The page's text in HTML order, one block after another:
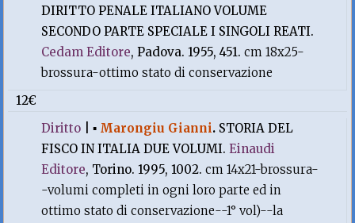
DIRITTO PENALE ITALIANO VOLUME
SECONDO PARTE SPECIALE I SINGOLI REATI.
Cedam Editore, Padova. 1955, 451.cm 18x25-
brossura-ottimo stato di conservazione
12€
Diritto |▪ Marongiu Gianni. STORIA DEL
FISCO IN ITALIA DUE VOLUMI.Einaudi
Editore, Torino. 1995, 1002.cm 14x21-brossura-
-volumi completi in ogni loro parte ed in
ottimo stato di conservazione--1° vol)--la